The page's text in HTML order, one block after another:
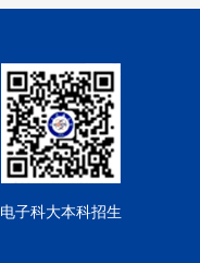
电子科大本科招生